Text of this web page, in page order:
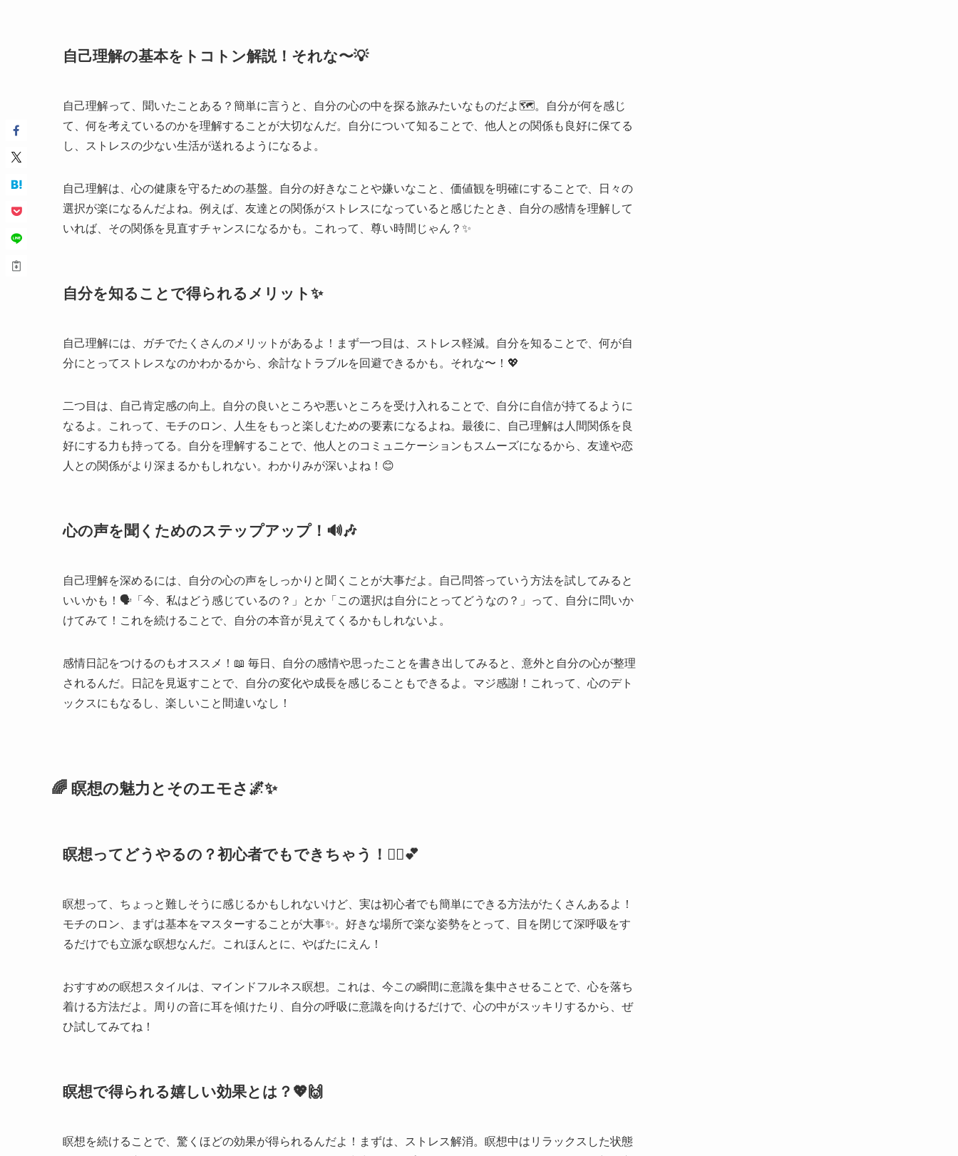
自己理解の基本をトコトン解説！それな〜💡
自己理解って、聞いたことある？簡単に言うと、自分の心の中を探る旅みたいなものだよ🗺️。自分が何を感じ
て、何を考えているのかを理解することが大切なんだ。自分について知ることで、他人との関係も良好に保てる
し、ストレスの少ない生活が送れるようになるよ。
自己理解は、心の健康を守るための基盤。自分の好きなことや嫌いなこと、価値観を明確にすることで、日々の
選択が楽になるんだよね。例えば、友達との関係がストレスになっていると感じたとき、自分の感情を理解して
いれば、その関係を見直すチャンスになるかも。これって、尊い時間じゃん？✨
自分を知ることで得られるメリット✨
自己理解には、ガチでたくさんのメリットがあるよ！まず一つ目は、ストレス軽減。自分を知ることで、何が自
分にとってストレスなのかわかるから、余計なトラブルを回避できるかも。それな〜！💖
二つ目は、自己肯定感の向上。自分の良いところや悪いところを受け入れることで、自分に自信が持てるように
なるよ。これって、モチのロン、人生をもっと楽しむための要素になるよね。最後に、自己理解は人間関係を良
好にする力も持ってる。自分を理解することで、他人とのコミュニケーションもスムーズになるから、友達や恋
人との関係がより深まるかもしれない。わかりみが深いよね！😊
心の声を聞くためのステップアップ！🔊🎶
自己理解を深めるには、自分の心の声をしっかりと聞くことが大事だよ。自己問答っていう方法を試してみると
いいかも！🗣️「今、私はどう感じているの？」とか「この選択は自分にとってどうなの？」って、自分に問いか
けてみて！これを続けることで、自分の本音が見えてくるかもしれないよ。
感情日記をつけるのもオススメ！📖 毎日、自分の感情や思ったことを書き出してみると、意外と自分の心が整理
されるんだ。日記を見返すことで、自分の変化や成長を感じることもできるよ。マジ感謝！これって、心のデト
ックスにもなるし、楽しいこと間違いなし！
🌈 瞑想の魅力とそのエモさ🌌✨
瞑想ってどうやるの？初心者でもできちゃう！🧘‍♂️💕
瞑想って、ちょっと難しそうに感じるかもしれないけど、実は初心者でも簡単にできる方法がたくさんあるよ！
モチのロン、まずは基本をマスターすることが大事✨。好きな場所で楽な姿勢をとって、目を閉じて深呼吸をす
るだけでも立派な瞑想なんだ。これほんとに、やばたにえん！
おすすめの瞑想スタイルは、マインドフルネス瞑想。これは、今この瞬間に意識を集中させることで、心を落ち
着ける方法だよ。周りの音に耳を傾けたり、自分の呼吸に意識を向けるだけで、心の中がスッキリするから、ぜ
ひ試してみてね！
瞑想で得られる嬉しい効果とは？💖🙌
瞑想を続けることで、驚くほどの効果が得られるんだよ！まずは、ストレス解消。瞑想中はリラックスした状態